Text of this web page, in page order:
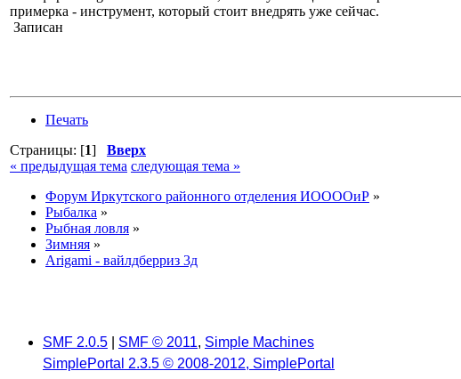
примерка - инструмент, который стоит внедрять уже сейчас.
Записан
Печать
Страницы: [1] Вверх
« предыдущая тема следующая тема »
Форум Иркутского районного отделения ИООООиР »
Рыбалка »
Рыбная ловля »
Зимняя »
Arigami - вайлдберриз 3д
SMF 2.0.5 SMF © 2011, Simple Machines
SimplePortal 2.3.5 © 2008-2012, SimplePortal